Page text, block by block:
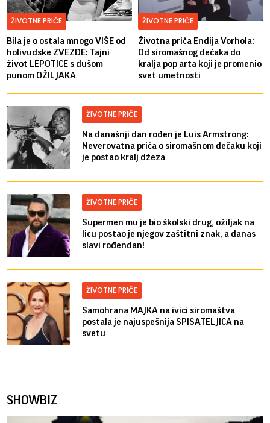
ŽIVOTNE PRIČE
Bila je o ostala mnogo VIŠE od
holivudske ZVEZDE: Tajni
život LEPOTICE s dušom
punom OŽILJAKA
ŽIVOTNE PRIČE
Životna priča Endija Vorhola:
Od siromašnog dečaka do
kralja pop arta koji je promenio
svet umetnosti
ŽIVOTNE PRIČE
Na današnji dan rođen je Luis Armstrong:
Neverovatna priča o siromašnom dečaku koji
je postao kralj džeza
ŽIVOTNE PRIČE
Supermen mu je bio školski drug, ožiljak na
licu postao je njegov zaštitni znak, a danas
slavi rođendan!
ŽIVOTNE PRIČE
Samohrana MAJKA na ivici siromaštva
postala je najuspešnija SPISATELJICA na
svetu
SHOWBIZ